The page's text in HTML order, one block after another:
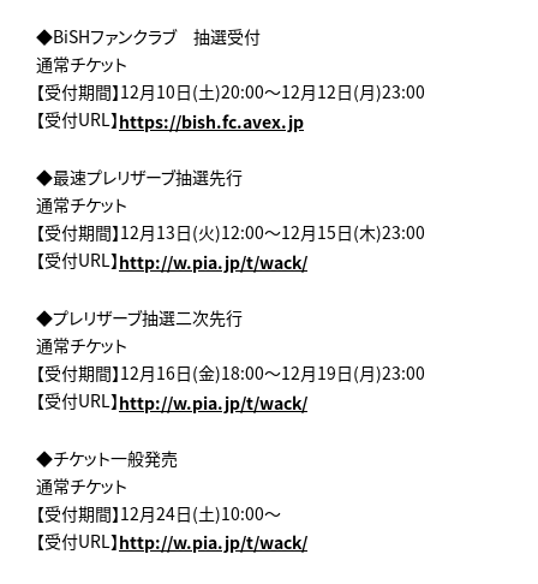
◆BiSHファンクラブ 抽選受付
通常チケット
【受付期間】12月10日(土)20:00～12月12日(月)23:00
【受付URL】https://bish.fc.avex.jp
◆最速プレリザーブ抽選先行
通常チケット
【受付期間】12月13日(火)12:00～12月15日(木)23:00
【受付URL】http://w.pia.jp/t/wack/
◆プレリザーブ抽選二次先行
通常チケット
【受付期間】12月16日(金)18:00～12月19日(月)23:00
【受付URL】http://w.pia.jp/t/wack/
◆チケット一般発売
通常チケット
【受付期間】12月24日(土)10:00～
【受付URL】http://w.pia.jp/t/wack/